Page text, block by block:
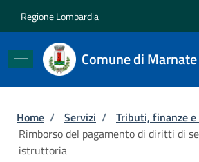
Regione Lombardia
Comune di Marnate
Briciole di pane
Home / Servizi / Tributi, finanze
Rimborso del pagamento di diritti di
istruttoria